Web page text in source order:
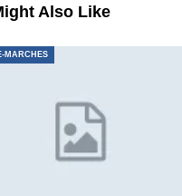
Also Like
MARCHES